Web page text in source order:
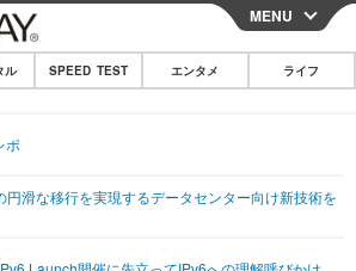
CLOSE
MENU
ル SPEED TEST エンタメ ライフ
ポ
円滑な移行を実現するデータセンター向け新技術を